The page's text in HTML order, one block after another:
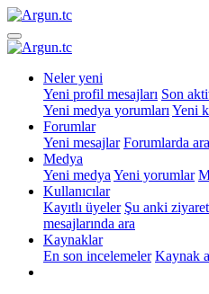
Neler yeni
Yeni profil mesajları Son
Yeni medya yorumları Yeni
Forumlar
Yeni mesajlar Forumlarda ara
Medya
Yeni medya Yeni yorumlar
Kullanıcılar
Kayıtlı üyeler Şu anki
mesajlarında ara
Kaynaklar
En son incelemeler Kaynak